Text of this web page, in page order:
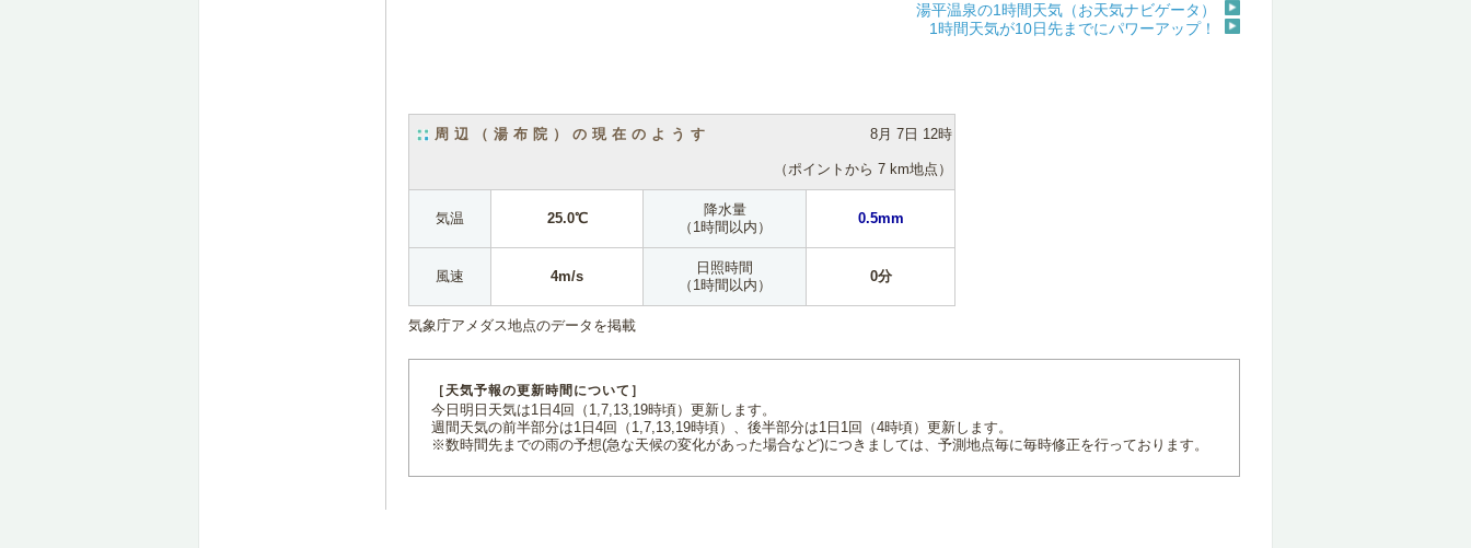
湯平温泉の1時間天気（お天気ナビゲータ）
1時間天気が10日先までにパワーアップ！
周辺（湯布院）の現在のようす 8月 7日 12時
（ポイントから 7 km地点）
気温 25.0℃
降水量
（1時間以内）
0.5mm
風速 4m/s
日照時間
（1時間以内）
0分
気象庁アメダス地点のデータを掲載
［天気予報の更新時間について］
今日明日天気は1日4回（1,7,13,19時頃）更新します。
週間天気の前半部分は1日4回（1,7,13,19時頃）、後半部分は1日1回（4時頃）更新します。
※数時間先までの雨の予想(急な天候の変化があった場合など)につきましては、予測地点毎に毎時修正を行っております。